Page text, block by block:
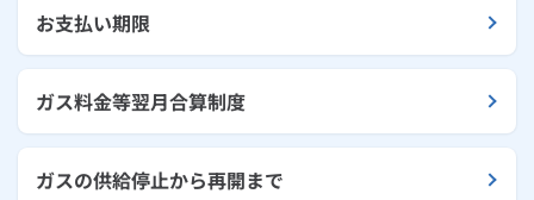
お支払い期限
ガス料金等翌月合算制度
ガスの供給停止から再開まで